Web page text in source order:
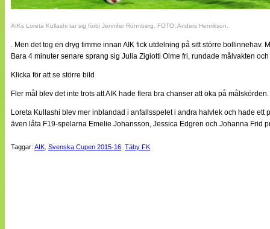
AIKs Loreta Kullashi tar sig förbi Jennifer Rönnberg. FOTO: Anders Henrikson.
. Men det tog en dryg timme innan AIK fick utdelning på sitt större
Bara 4 minuter senare sprang sig Julia Zigiotti Olme fri, rundade målvakten
Klicka för att se större bild
Fler mål blev det inte trots att AIK hade flera bra chanser att öka på målskörden.
Loreta Kullashi blev mer inblandad i anfallsspelet i andra halvlek och hade
även låta F19-spelarna Emelie Johansson, Jessica Edgren och Johanna Frid
Taggar: AIK Svenska Cupen 2015-16 Täby FK